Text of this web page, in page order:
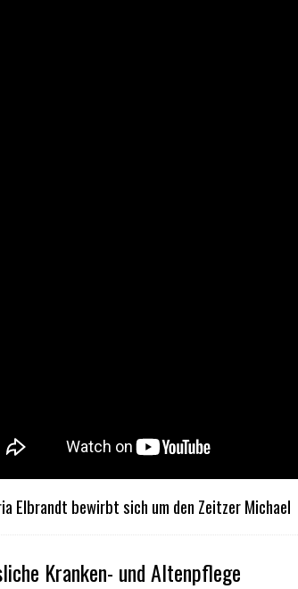
Elbrandt bewirbt sich um den Zeitzer Michael
Kranken- und Altenpflege